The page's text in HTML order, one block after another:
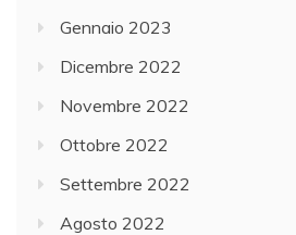
Gennaio 2023
Dicembre 2022
Novembre 2022
Ottobre 2022
Settembre 2022
Agosto 2022